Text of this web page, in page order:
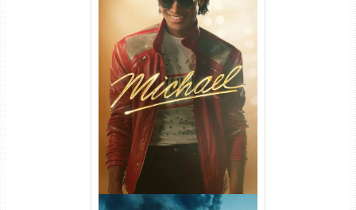
Michael Torrent (2026) WEB-
DL 1080p/4K Dual Áudio